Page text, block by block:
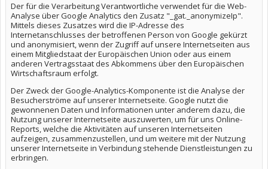
Der für die Verarbeitung Verantwortliche verwendet für die Web-
Analyse über Google Analytics den Zusatz "_gat._anonymizeIp".
Mittels dieses Zusatzes wird die IP-Adresse des
Internetanschlusses der betroffenen Person von Google gekürzt
und anonymisiert, wenn der Zugriff auf unsere Internetseiten aus
einem Mitgliedstaat der Europäischen Union oder aus einem
anderen Vertragsstaat des Abkommens über den Europäischen
Wirtschaftsraum erfolgt.
Der Zweck der Google-Analytics-Komponente ist die Analyse der
Besucherströme auf unserer Internetseite. Google nutzt die
gewonnenen Daten und Informationen unter anderem dazu, die
Nutzung unserer Internetseite auszuwerten, um für uns Online-
Reports, welche die Aktivitäten auf unseren Internetseiten
aufzeigen, zusammenzustellen, und um weitere mit der Nutzung
unserer Internetseite in Verbindung stehende Dienstleistungen zu
erbringen.